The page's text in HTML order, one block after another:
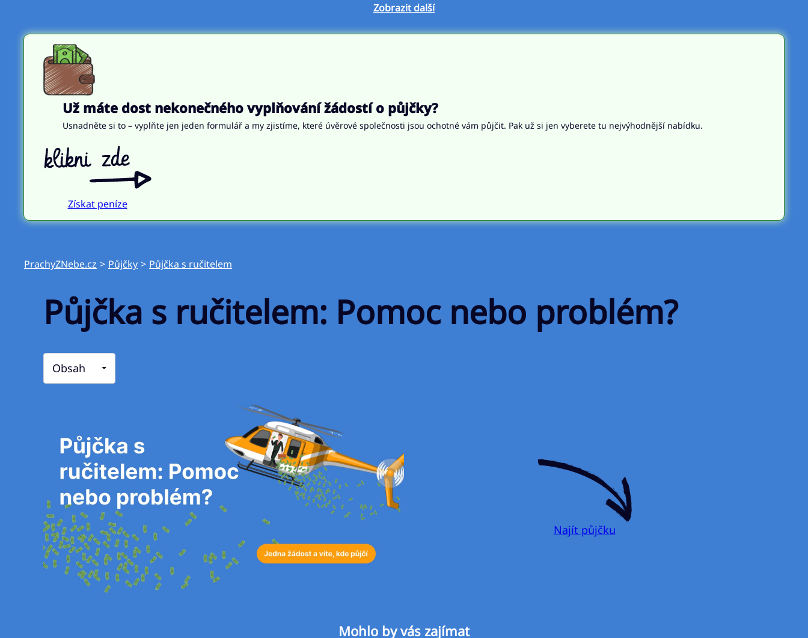
Zobrazit další
Už máte dost nekonečného vyplňování žádostí o půjčky?
Usnadněte si to – vyplňte jen jeden formulář a my zjistíme, které úvěrové společnosti jsou ochotné vám půjčit. Pak už si jen vyberete tu nejvýhodnější nabídku.
Získat peníze
PrachyZNebe.cz > Půjčky > Půjčka s ručitelem
Půjčka s ručitelem: Pomoc nebo problém?
Obsah
Najít půjčku
Mohlo by vás zajímat